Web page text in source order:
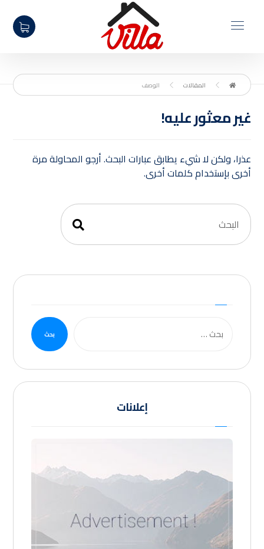
المقالات الوصف
غير معثور عليه!
عذرا، ولكن لا شيء يطابق عبارات البحث. أرجو المحاولة مرة
أخرى بإستخدام كلمات أخرى.
بحث
إعلانات